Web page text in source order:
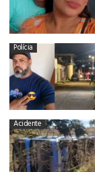
Polícia
Acidente